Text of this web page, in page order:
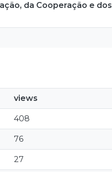
da Cooperação e dos
views
408
76
27